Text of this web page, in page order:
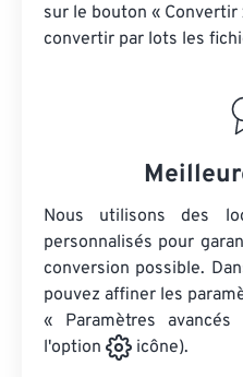
sur le bouton « Convertir
convertir par lots les
Nous utilisons des
personnalisés pour
conversion possible.
pouvez affiner les
« Paramètres
l'option
icône).